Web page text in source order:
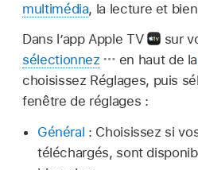
multimédia, la lecture et
Dans l’app Apple TV
sur
sélectionnez
en haut de la
choisissez Réglages, puis
fenêtre de réglages :
Général : Choisissez si
téléchargés, sont